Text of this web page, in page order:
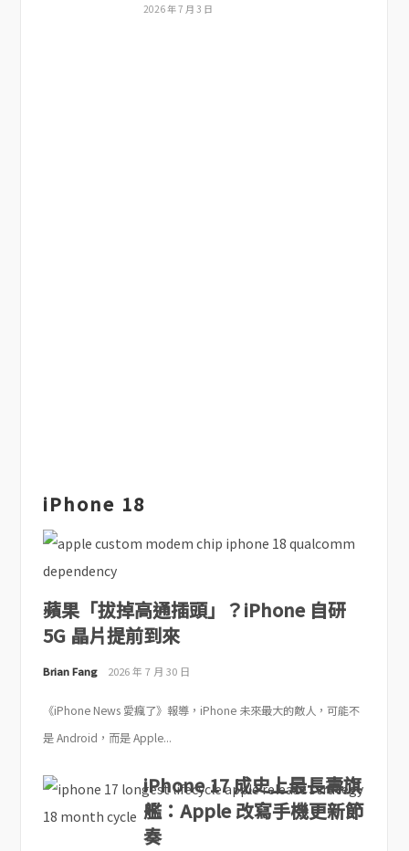
2026 年 7 月 3 日
iPhone 18
蘋果「拔掉高通插頭」？iPhone 自研
5G 晶片提前到來
Brian Fang 2026 年 7 月 30 日
《iPhone News 愛瘋了》報導，iPhone 未來最大的敵人，可能不
是 Android，而是 Apple...
iPhone 17 成史上最長壽旗
艦：Apple 改寫手機更新節
奏